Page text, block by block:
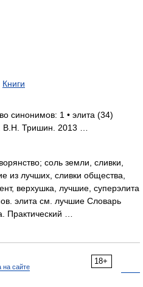
Книги
синонимов: 1 • элита (34)
В.Н. Тришин. 2013 …
соль земли, сливки,
из лучших, сливки общества,
верхушка, лучшие, суперэлита
элита см. лучшие Словарь
Практический …
18+
на сайте